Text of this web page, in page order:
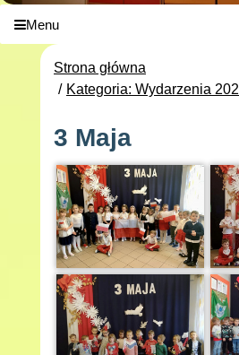
Menu
Strona główna
Kategoria: Wydarzenia
3 Maja